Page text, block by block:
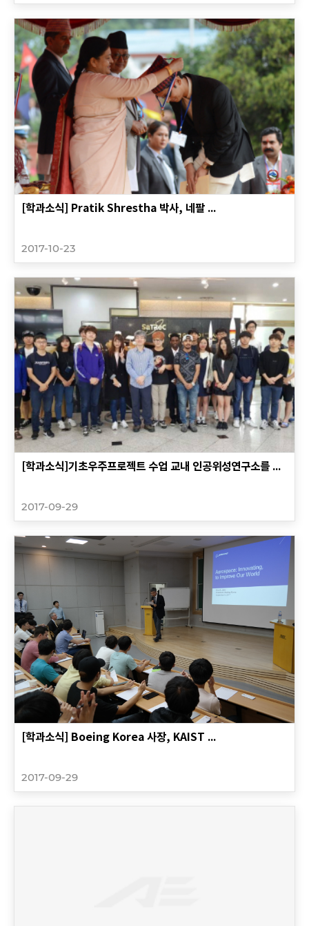
[학과소식] Pratik Shrestha 박사, 네팔 ...
2017-10-23
[학과소식]기초우주프로젝트 수업 교내 인공위성연구소를 ...
2017-09-29
[학과소식] Boeing Korea 사장, KAIST ...
2017-09-29